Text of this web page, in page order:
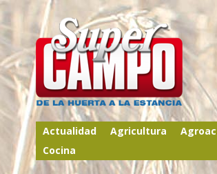
Actualidad Agricultura
Cocina